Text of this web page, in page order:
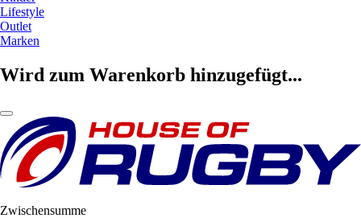
Lifestyle
Outlet
Marken
Wird zum Warenkorb hinzugefügt...
Zwischensumme